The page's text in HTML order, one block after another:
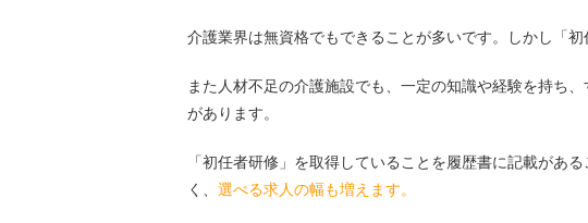
介護業界は無資格でもできることが多いです。しかし「
また人材不足の介護施設でも、一定の知識や経験を持ち
があります。
「初任者研修」を取得していることを履歴書に記載があ
く、 選べる求人の幅も増えます。